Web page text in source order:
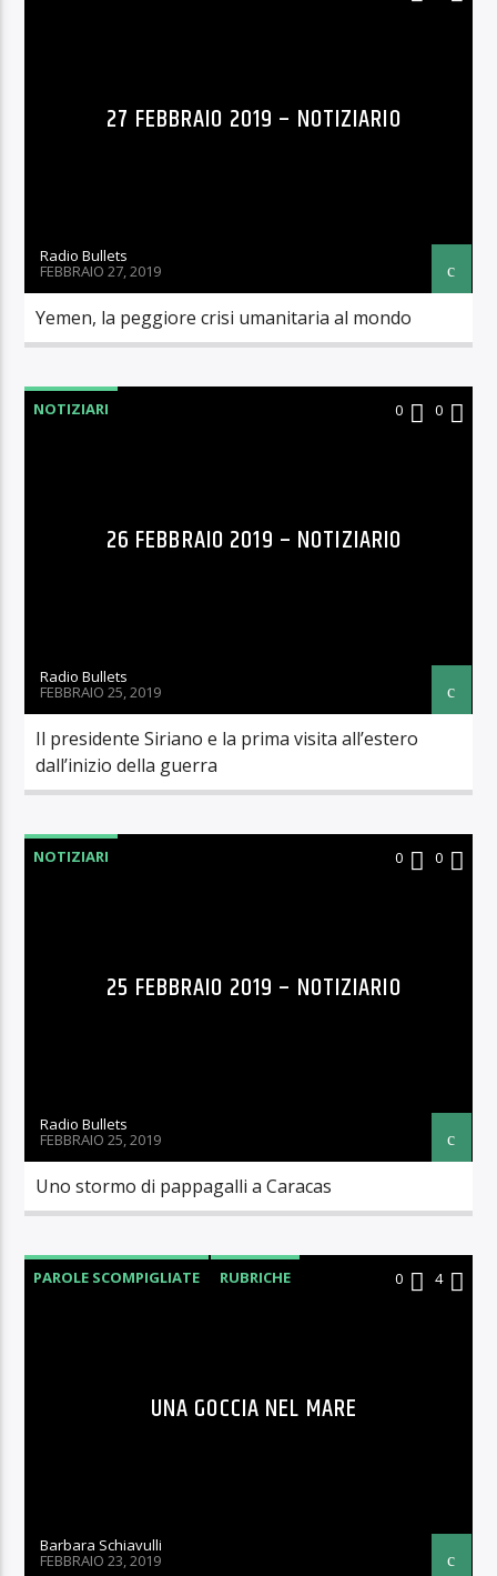
27 FEBBRAIO 2019 – NOTIZIARIO
Radio Bullets
FEBBRAIO 27, 2019
Yemen, la peggiore crisi umanitaria al mondo
NOTIZIARI 0 0
26 FEBBRAIO 2019 – NOTIZIARIO
Radio Bullets
FEBBRAIO 25, 2019
Il presidente Siriano e la prima visita all’estero
dall’inizio della guerra
NOTIZIARI 0 0
25 FEBBRAIO 2019 – NOTIZIARIO
Radio Bullets
FEBBRAIO 25, 2019
Uno stormo di pappagalli a Caracas
PAROLE SCOMPIGLIATE RUBRICHE 0 4
UNA GOCCIA NEL MARE
Barbara Schiavulli
FEBBRAIO 23, 2019